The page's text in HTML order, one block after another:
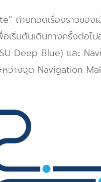
ยทอดเรื่องราวของเ
เริ่มต้นเดินทางครั้งต่
Deep Blue) และ
ว่างจุด Navigation